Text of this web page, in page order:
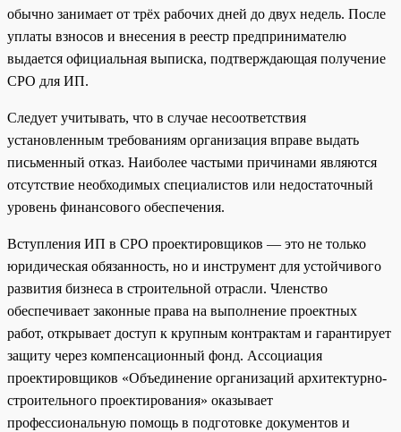
обычно занимает от трёх рабочих дней до двух недель. После
уплаты взносов и внесения в реестр предпринимателю
выдается официальная выписка, подтверждающая получение
СРО для ИП.
Следует учитывать, что в случае несоответствия
установленным требованиям организация вправе выдать
письменный отказ. Наиболее частыми причинами являются
отсутствие необходимых специалистов или недостаточный
уровень финансового обеспечения.
Вступления ИП в СРО проектировщиков — это не только
юридическая обязанность, но и инструмент для устойчивого
развития бизнеса в строительной отрасли. Членство
обеспечивает законные права на выполнение проектных
работ, открывает доступ к крупным контрактам и гарантирует
защиту через компенсационный фонд. Ассоциация
проектировщиков «Объединение организаций архитектурно-
строительного проектирования» оказывает
профессиональную помощь в подготовке документов и